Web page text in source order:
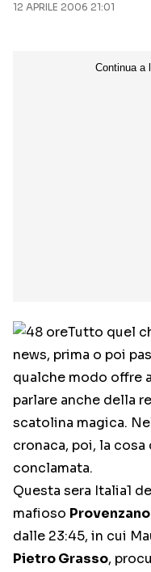
RAIPLAY
12 APRILE 2006 21:01
Tutto quel
news, prima o poi
qualche modo offre
parlare anche della
scatolina magica.
cronaca, poi, la
conclamata.
Questa sera Italia1
mafioso Provenzano
dalle 23:45, in cui
Pietro Grasso,